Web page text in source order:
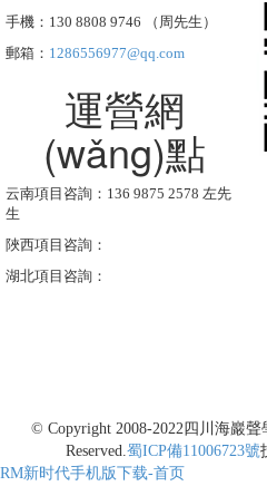
手機：130 8808 9746 （周先生）
郵箱： 1286556977@qq.com
運營網
(wǎng)點
云南項目咨詢：136 9875 2578 左先
生
陜西項目咨詢：
湖北項目咨詢：
© Copyright 2008-2022四川海巖聲
Reserved.蜀ICP備11006723號
RM新时代手机版下载-首页